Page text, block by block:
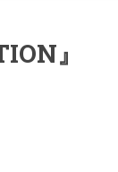
』